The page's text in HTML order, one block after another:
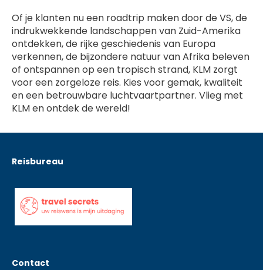
Of je klanten nu een roadtrip maken door de VS, de
indrukwekkende landschappen van Zuid-Amerika
ontdekken, de rijke geschiedenis van Europa
verkennen, de bijzondere natuur van Afrika beleven
of ontspannen op een tropisch strand, KLM zorgt
voor een zorgeloze reis. Kies voor gemak, kwaliteit
en een betrouwbare luchtvaartpartner. Vlieg met
KLM en ontdek de wereld!
Reisbureau
Contact